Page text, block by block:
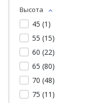
Высота
45 (1 )
55 (15)
60 (22)
65 (80)
70 (48)
75 (11 )